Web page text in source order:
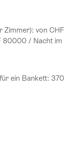
Zimmer): von CHF
80000 / Nacht im
ein Bankett: 370